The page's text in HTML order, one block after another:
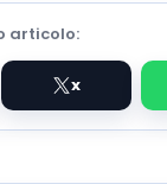
articolo: